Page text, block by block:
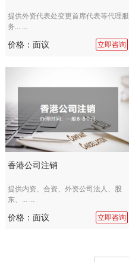
提供外资代表处变更首席代表等代理服
务... ...
价格：面议 立即咨询
香港公司注销
提供内资、合资、外资公司法人、股
东、... ...
价格：面议 立即咨询